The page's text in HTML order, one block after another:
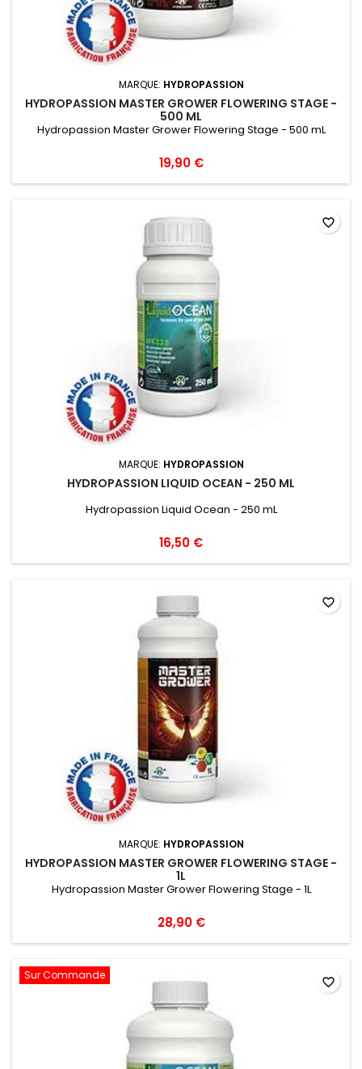
MARQUE: HYDROPASSION
HYDROPASSION MASTER GROWER FLOWERING STAGE -
500 ML
Hydropassion Master Grower Flowering Stage - 500 mL
19,90 €
MARQUE: HYDROPASSION
HYDROPASSION LIQUID OCEAN - 250 ML
Hydropassion Liquid Ocean - 250 mL
16,50 €
favorite_border
MARQUE: HYDROPASSION
HYDROPASSION MASTER GROWER FLOWERING STAGE -
1L
Hydropassion Master Grower Flowering Stage - 1L
28,90 €
favorite_border
Sur Commande favorite_border